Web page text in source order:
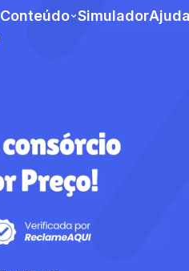
Conteúdo Simulador